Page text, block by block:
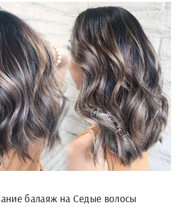
балаяж на Седые волосы